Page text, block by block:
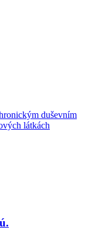
duševním
látkách